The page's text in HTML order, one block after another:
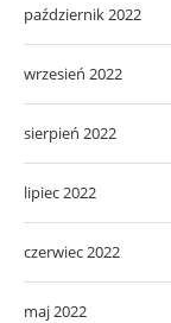
październik 2022
wrzesień 2022
sierpień 2022
lipiec 2022
czerwiec 2022
maj 2022